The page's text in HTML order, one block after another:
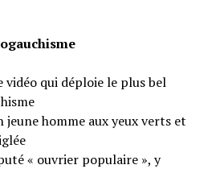
vidéo qui déploie le plus bel
jeune homme aux yeux verts et
« ouvrier populaire », y